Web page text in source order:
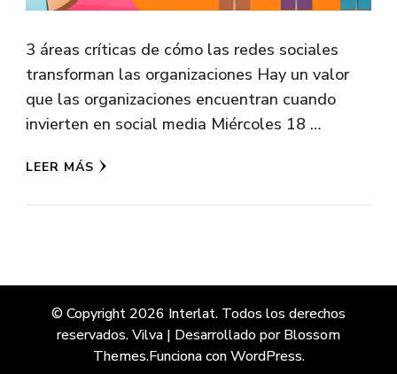
3 áreas críticas de cómo las redes sociales
transforman las organizaciones Hay un valor
que las organizaciones encuentran cuando
invierten en social media Miércoles 18 …
LEER MÁS
© Copyright 2026 Interlat. Todos los derechos
reservados.Vilva | Desarrollado porBlossom
Themes.Funciona conWordPress.